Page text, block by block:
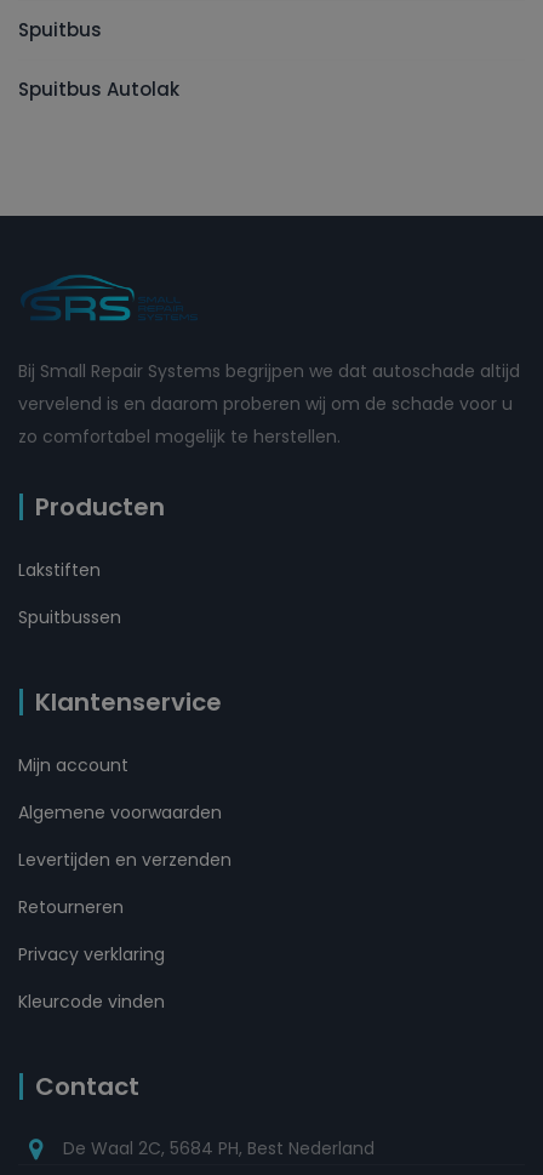
Spuitbus
Spuitbus Autolak
Bij Small Repair Systems begrijpen we dat autoschade altijd
vervelend is en daarom proberen wij om de schade voor u
zo comfortabel mogelijk te herstellen.
Producten
Lakstiften
Spuitbussen
Klantenservice
Mijn account
Algemene voorwaarden
Levertijden en verzenden
Retourneren
Privacy verklaring
Kleurcode vinden
Contact
De Waal 2C, 5684 PH, Best Nederland